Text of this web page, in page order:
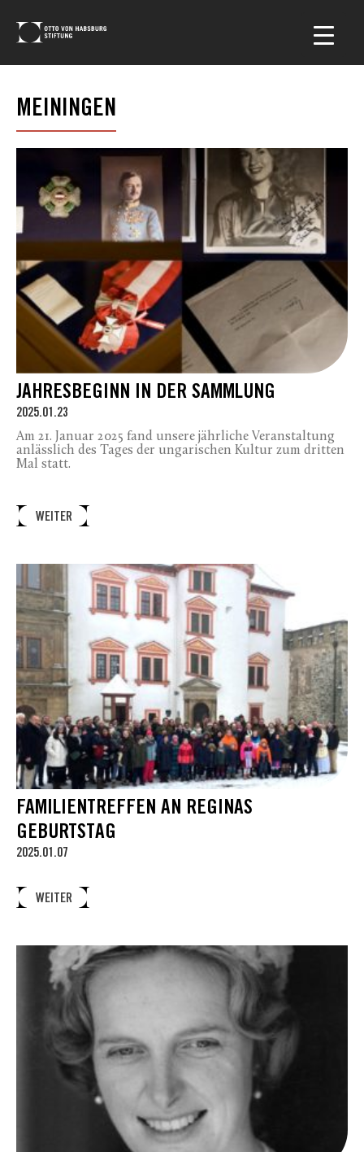
MEININGEN
JAHRESBEGINN IN DER SAMMLUNG
2025.01.23
Am 21. Januar 2025 fand unsere jährliche Veranstaltung
anlässlich des Tages der ungarischen Kultur zum dritten
Mal statt.
WEITER
FAMILIENTREFFEN AN REGINAS
GEBURTSTAG
2025.01.07
WEITER